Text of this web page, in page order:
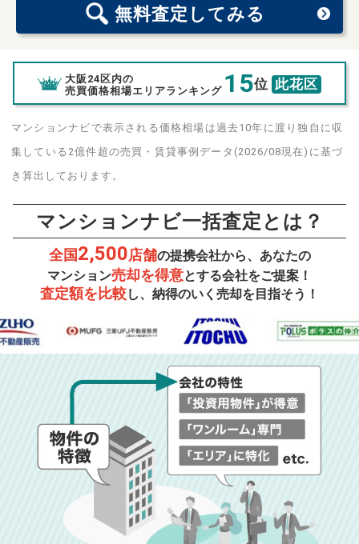
無料査定 してみる
大阪24区内の
売買価格相場エリアランキング 15位 此花区
マンションナビで表示される価格相場は過去10年に渡り独自に収
集している2億件超の売買・賃貸事例データ(2026/08現在)に基づ
き算出しております。
マンションナビ一括査定とは？
全国2,500店舗の提携会社から、あなたの
マンション売却を得意とする会社をご提案！
査定額を比較し、納得のいく売却を目指そう！